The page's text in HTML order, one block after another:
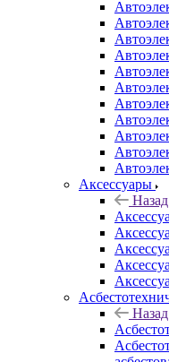
Аксессуары
Назад
Назад